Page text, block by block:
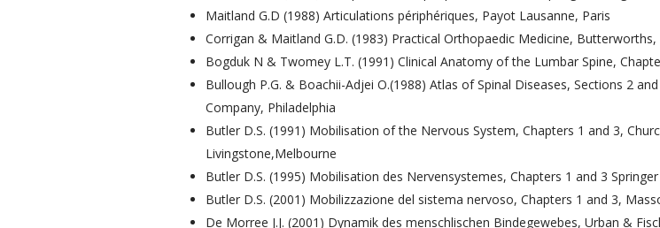
Maitland G.D (1988) Articulations périphériques, Payot Lausanne, Paris
Corrigan & Maitland G.D. (1983) Practical Orthopaedic Medicine,
Bogduk N & Twomey L.T. (1991) Clinical Anatomy of the Lumbar Spine,
Bullough P.G. & Boachii-Adjei O.(1988) Atlas of Spinal Diseases, Sections 2
Company, Philadelphia
Butler D.S. (1991) Mobilisation of the Nervous System, Chapters 1 and 3,
Livingstone,Melbourne
Butler D.S. (1995) Mobilisation des Nervensystemes, Chapters 1 and 3
Butler D.S. (2001) Mobilizzazione del sistema nervoso, Chapters 1 and 3,
De Morree J.J. (2001) Dynamik des menschlischen Bindegewebes, Urban &